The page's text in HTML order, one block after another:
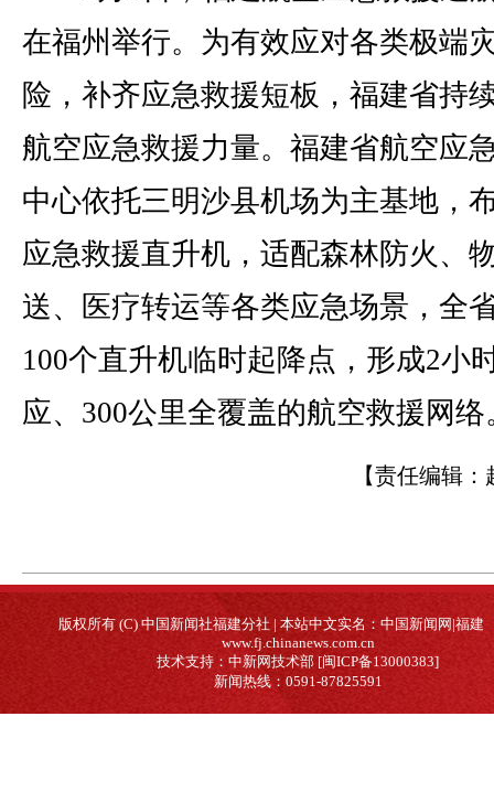
在福州举行。为有效应对各类极端
险，补齐应急救援短板，福建省持
航空应急救援力量。福建省航空应
中心依托三明沙县机场为主基地，
应急救援直升机，适配森林防火、
送、医疗转运等各类应急场景，全
100个直升机临时起降点，形成2小
应、300公里全覆盖的航空救援网络
【责任编辑：
版权所有 (C) 中国新闻社福建分社 | 本站中文实名：中国新闻网|福建
www.fj.chinanews.com.cn
技术支持：中新网技术部 [闽ICP备13000383]
新闻热线：0591-87825591